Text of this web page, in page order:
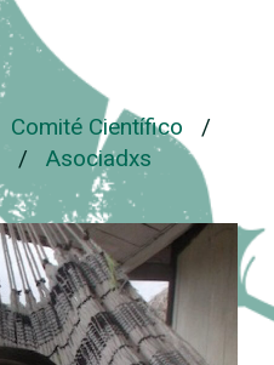
Comité Científico /
/ Asociadxs